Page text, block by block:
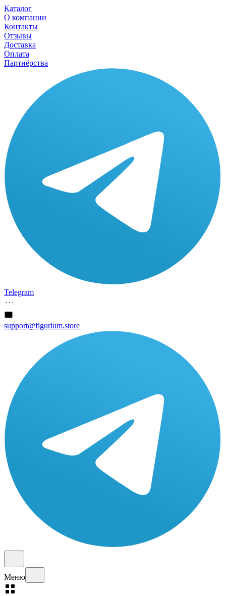
Каталог
О компании
Контакты
Отзывы
Доставка
Оплата
Партнёрства
Telegram
support@figurium.store
Меню